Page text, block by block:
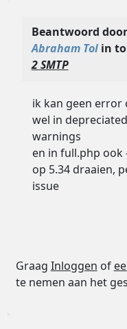
Beantwoord door
Abraham Tolin
2 SMTP
ik kan geen error
wel in
warnings
en in full.php
op 5.34 draaien,
issue
Graag Inloggen of
te nemen aan het